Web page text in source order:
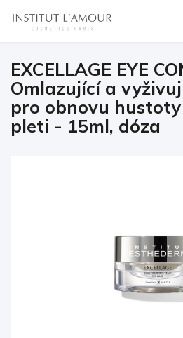
EXCELLAGE EYE
Omlazující a
pro obnovu
pleti - 15ml, dóza